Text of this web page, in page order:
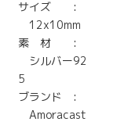
サイズ :
12x10mm
素 材 :
シルバー92
5
ブランド :
Amoracast